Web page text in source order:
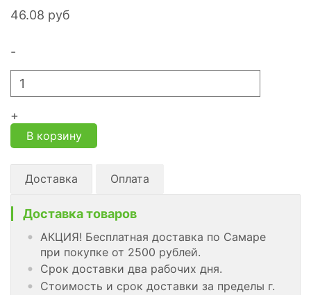
46.08 руб
-
+
В корзину
Доставка Оплата
Доставка товаров
АКЦИЯ! Бесплатная доставка по Самаре
при покупке от 2500 рублей.
Срок доставки два рабочих дня.
Стоимость и срок доставки за пределы г.